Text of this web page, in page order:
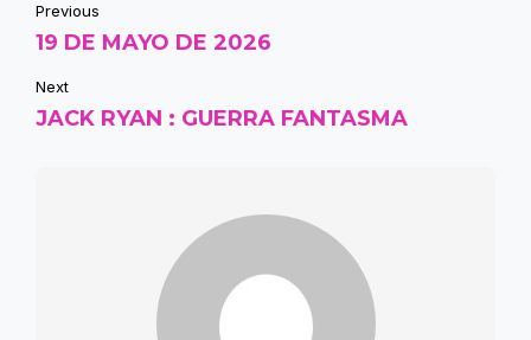
Previous
19 DE MAYO DE 2026
Next
JACK RYAN : GUERRA FANTASMA